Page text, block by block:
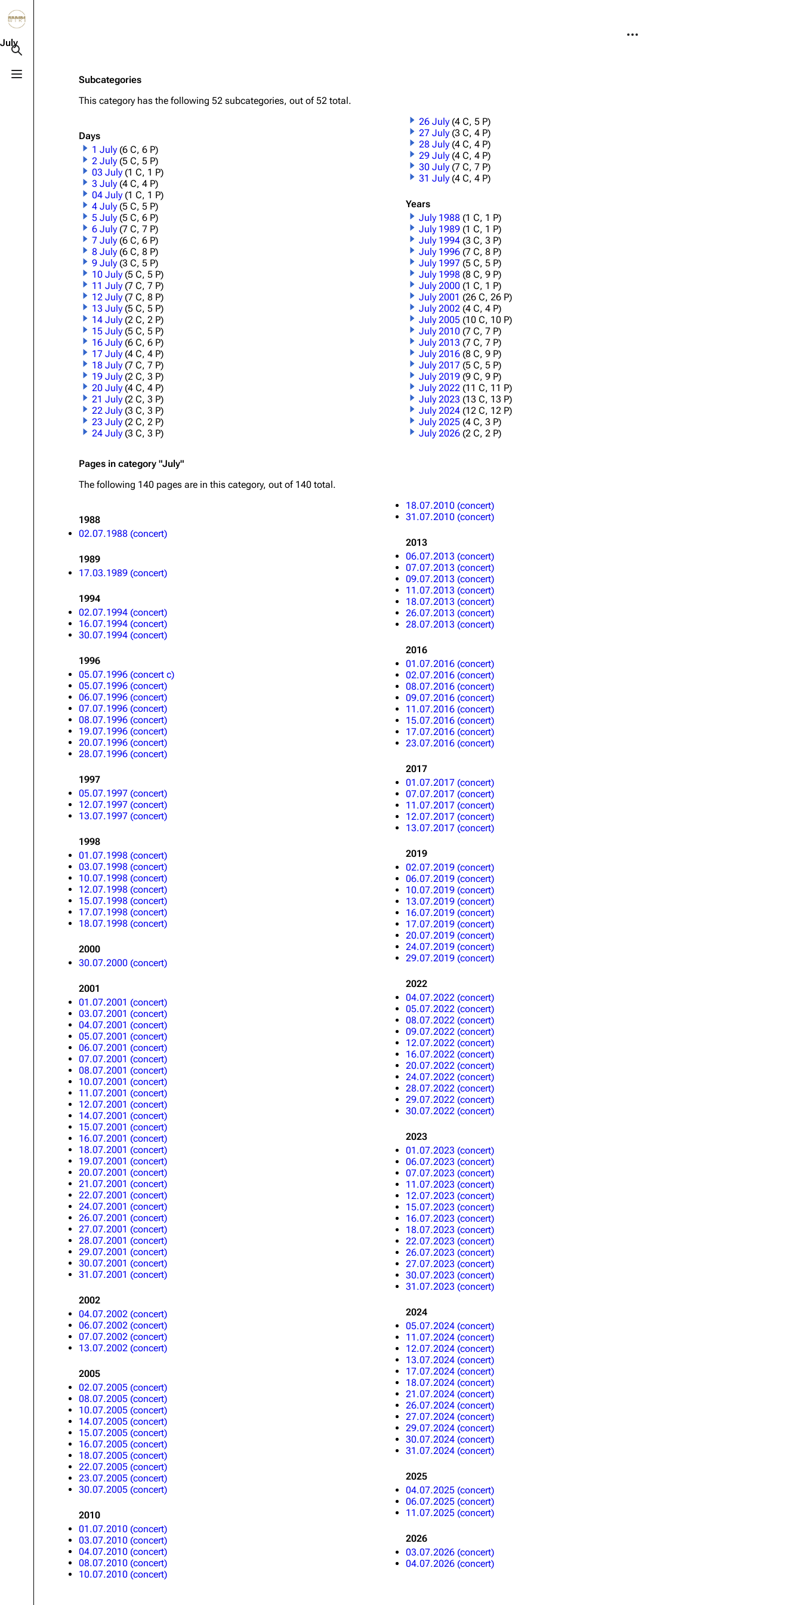
Toggle search
Toggle menu
Navigation
On this day
Random page
Information
Videography
Song list
Tour dates
Merchandise
Information
Information
Discography
Videography
Song list
Merchandise
Members
Richard Kruspe
Oliver Riedel
Christoph Schneider
Till Lindemann
Paul Landers
Christian Lorenz
July
Subcategories
This category has the following 52 subcategories, out of 52 total.
Days
1 July (6 C, 6 P)
2 July (5 C, 5 P)
03 July (1 C, 1 P)
3 July (4 C, 4 P)
04 July (1 C, 1 P)
4 July (5 C, 5 P)
5 July (5 C, 6 P)
6 July (7 C, 7 P)
7 July (6 C, 6 P)
8 July (6 C, 8 P)
9 July (3 C, 5 P)
10 July (5 C, 5 P)
11 July (7 C, 7 P)
12 July (7 C, 8 P)
13 July (5 C, 5 P)
14 July (2 C, 2 P)
15 July (5 C, 5 P)
16 July (6 C, 6 P)
17 July (4 C, 4 P)
18 July (7 C, 7 P)
19 July (2 C, 3 P)
20 July (4 C, 4 P)
21 July (2 C, 3 P)
22 July (3 C, 3 P)
23 July (2 C, 2 P)
24 July (3 C, 3 P)
26 July (4 C, 5 P)
27 July (3 C, 4 P)
28 July (4 C, 4 P)
29 July (4 C, 4 P)
30 July (7 C, 7 P)
31 July (4 C, 4 P)
Years
July 1988 (1 C, 1 P)
July 1989 (1 C, 1 P)
July 1994 (3 C, 3 P)
July 1996 (7 C, 8 P)
July 1997 (5 C, 5 P)
July 1998 (8 C, 9 P)
July 2000 (1 C, 1 P)
July 2001 (26 C, 26 P)
July 2002 (4 C, 4 P)
July 2005 (10 C, 10 P)
July 2010 (7 C, 7 P)
July 2013 (7 C, 7 P)
July 2016 (8 C, 9 P)
July 2017 (5 C, 5 P)
July 2019 (9 C, 9 P)
July 2022 (11 C, 11 P)
July 2023 (13 C, 13 P)
July 2024 (12 C, 12 P)
July 2025 (4 C, 3 P)
July 2026 (2 C, 2 P)
Pages in category "July"
The following 140 pages are in this category, out of 140 total.
1988
02.07.1988 (concert)
1989
17.03.1989 (concert)
1994
02.07.1994 (concert)
16.07.1994 (concert)
30.07.1994 (concert)
1996
05.07.1996 (concert c)
05.07.1996 (concert)
06.07.1996 (concert)
07.07.1996 (concert)
08.07.1996 (concert)
19.07.1996 (concert)
20.07.1996 (concert)
28.07.1996 (concert)
1997
05.07.1997 (concert)
12.07.1997 (concert)
13.07.1997 (concert)
1998
01.07.1998 (concert)
03.07.1998 (concert)
10.07.1998 (concert)
12.07.1998 (concert)
15.07.1998 (concert)
17.07.1998 (concert)
18.07.1998 (concert)
2000
30.07.2000 (concert)
2001
01.07.2001 (concert)
03.07.2001 (concert)
04.07.2001 (concert)
05.07.2001 (concert)
06.07.2001 (concert)
07.07.2001 (concert)
08.07.2001 (concert)
10.07.2001 (concert)
11.07.2001 (concert)
12.07.2001 (concert)
14.07.2001 (concert)
15.07.2001 (concert)
16.07.2001 (concert)
18.07.2001 (concert)
19.07.2001 (concert)
20.07.2001 (concert)
21.07.2001 (concert)
22.07.2001 (concert)
24.07.2001 (concert)
26.07.2001 (concert)
27.07.2001 (concert)
28.07.2001 (concert)
29.07.2001 (concert)
30.07.2001 (concert)
31.07.2001 (concert)
2002
04.07.2002 (concert)
06.07.2002 (concert)
07.07.2002 (concert)
13.07.2002 (concert)
2005
02.07.2005 (concert)
08.07.2005 (concert)
10.07.2005 (concert)
14.07.2005 (concert)
15.07.2005 (concert)
16.07.2005 (concert)
18.07.2005 (concert)
22.07.2005 (concert)
23.07.2005 (concert)
30.07.2005 (concert)
2010
01.07.2010 (concert)
03.07.2010 (concert)
04.07.2010 (concert)
08.07.2010 (concert)
10.07.2010 (concert)
18.07.2010 (concert)
31.07.2010 (concert)
2013
06.07.2013 (concert)
07.07.2013 (concert)
09.07.2013 (concert)
11.07.2013 (concert)
18.07.2013 (concert)
26.07.2013 (concert)
28.07.2013 (concert)
2016
01.07.2016 (concert)
02.07.2016 (concert)
08.07.2016 (concert)
09.07.2016 (concert)
11.07.2016 (concert)
15.07.2016 (concert)
17.07.2016 (concert)
23.07.2016 (concert)
2017
01.07.2017 (concert)
07.07.2017 (concert)
11.07.2017 (concert)
12.07.2017 (concert)
13.07.2017 (concert)
2019
02.07.2019 (concert)
06.07.2019 (concert)
10.07.2019 (concert)
13.07.2019 (concert)
16.07.2019 (concert)
17.07.2019 (concert)
20.07.2019 (concert)
24.07.2019 (concert)
29.07.2019 (concert)
2022
04.07.2022 (concert)
05.07.2022 (concert)
08.07.2022 (concert)
09.07.2022 (concert)
12.07.2022 (concert)
16.07.2022 (concert)
20.07.2022 (concert)
24.07.2022 (concert)
28.07.2022 (concert)
29.07.2022 (concert)
30.07.2022 (concert)
2023
01.07.2023 (concert)
06.07.2023 (concert)
07.07.2023 (concert)
11.07.2023 (concert)
12.07.2023 (concert)
15.07.2023 (concert)
16.07.2023 (concert)
18.07.2023 (concert)
22.07.2023 (concert)
26.07.2023 (concert)
27.07.2023 (concert)
30.07.2023 (concert)
31.07.2023 (concert)
2024
05.07.2024 (concert)
11.07.2024 (concert)
12.07.2024 (concert)
13.07.2024 (concert)
17.07.2024 (concert)
18.07.2024 (concert)
21.07.2024 (concert)
26.07.2024 (concert)
27.07.2024 (concert)
29.07.2024 (concert)
30.07.2024 (concert)
31.07.2024 (concert)
2025
04.07.2025 (concert)
06.07.2025 (concert)
11.07.2025 (concert)
2026
03.07.2026 (concert)
04.07.2026 (concert)